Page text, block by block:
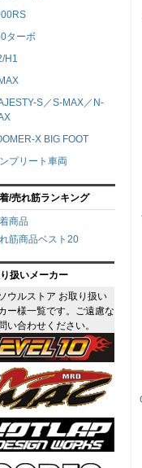
ターボ
H1
S／S-MAX／N-
X BIG FOOT
プリート車両
/売れ筋ランキング
商品
筋商品ベスト20
扱いメーカー
ウルストア お取り扱い
ー様一覧です。ご遠慮な
い合わせください。